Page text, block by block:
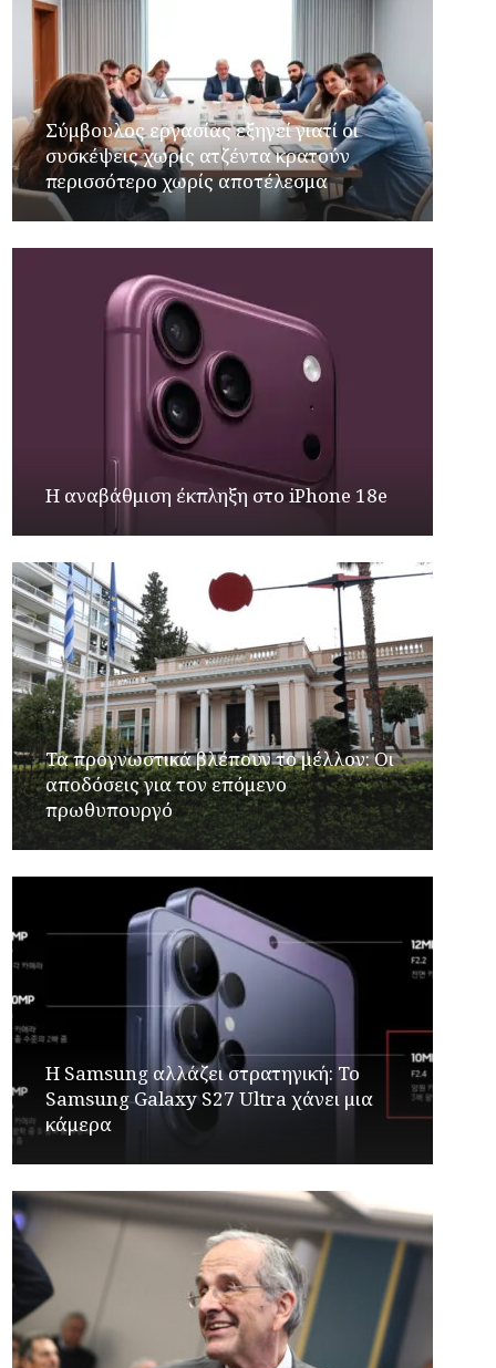
Σύμβουλος εργασίας εξηγεί γιατί οι
συσκέψεις χωρίς ατζέντα κρατούν
περισσότερο χωρίς αποτέλεσμα
Η αναβάθμιση έκπληξη στο iPhone 18e
Τα προγνωστικά βλέπουν το μέλλον: Οι
αποδόσεις για τον επόμενο
πρωθυπουργό
Η Samsung αλλάζει στρατηγική: Το
Samsung Galaxy S27 Ultra χάνει μια
κάμερα